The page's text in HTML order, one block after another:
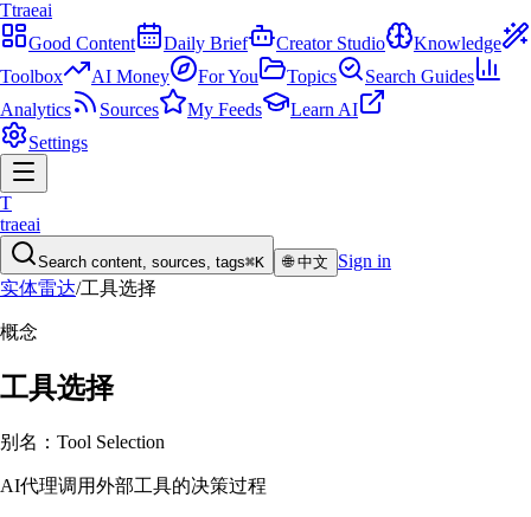
Ttraeai
Good Content
Daily Brief Creator Studio
Knowledge
Toolbox
AI Money For You Topics
Search Guides
Analytics
Sources My Feeds
Learn AI
Settings
T
traeai
Search content, sources, tags⌘K 🌐中文
Sign in
实体雷达/工具选择
概念
工具选择
别名： Tool Selection
AI代理调用外部工具的决策过程